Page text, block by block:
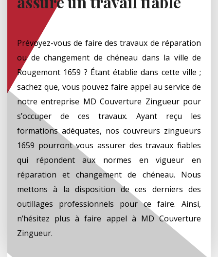
Prévoyez-vous de faire des travaux de réparation
ou de changement de chéneau dans la ville de
Rougemont 1659 ? Étant établie dans cette ville ;
sachez que, vous pouvez faire appel au service de
notre entreprise MD Couverture Zingueur pour
s’occuper de ces travaux. Ayant reçu les
formations adéquates, nos couvreurs zingueurs
1659 pourront vous assurer des travaux fiables
qui répondent aux normes en vigueur en
réparation et changement de chéneau. Nous
mettons à la disposition de ces derniers des
outillages professionnels pour ce faire. Ainsi,
n’hésitez plus à faire appel à MD Couverture
Zingueur.